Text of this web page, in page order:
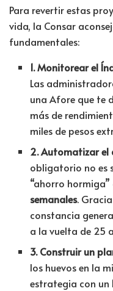
Para revertir estas
vida, la Consar
fundamentales:
1. Monitorear el
Las
una Afore que te
más de
miles de pesos
2. Automatizar
obligatorio no es
“ahorro
semanales.
constancia
a la vuelta de 25
3. Construir un
los huevos en la
estrategia con un